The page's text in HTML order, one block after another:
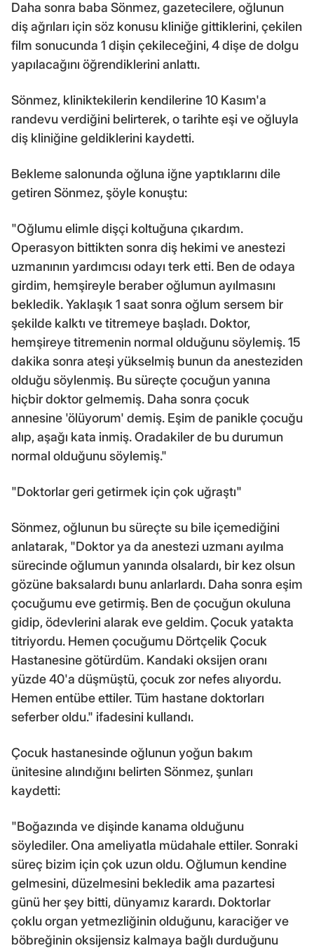
Daha sonra baba Sönmez, gazetecilere, oğlunun
diş ağrıları için söz konusu kliniğe gittiklerini, çekilen
film sonucunda 1 dişin çekileceğini, 4 dişe de dolgu
yapılacağını öğrendiklerini anlattı.
Sönmez, kliniktekilerin kendilerine 10 Kasım'a
randevu verdiğini belirterek, o tarihte eşi ve oğluyla
diş kliniğine geldiklerini kaydetti.
Bekleme salonunda oğluna iğne yaptıklarını dile
getiren Sönmez, şöyle konuştu:
"Oğlumu elimle dişçi koltuğuna çıkardım.
Operasyon bittikten sonra diş hekimi ve anestezi
uzmanının yardımcısı odayı terk etti. Ben de odaya
girdim, hemşireyle beraber oğlumun ayılmasını
bekledik. Yaklaşık 1 saat sonra oğlum sersem bir
şekilde kalktı ve titremeye başladı. Doktor,
hemşireye titremenin normal olduğunu söylemiş. 15
dakika sonra ateşi yükselmiş bunun da anesteziden
olduğu söylenmiş. Bu süreçte çocuğun yanına
hiçbir doktor gelmemiş. Daha sonra çocuk
annesine 'ölüyorum' demiş. Eşim de panikle çocuğu
alıp, aşağı kata inmiş. Oradakiler de bu durumun
normal olduğunu söylemiş."
"Doktorlar geri getirmek için çok uğraştı"
Sönmez, oğlunun bu süreçte su bile içemediğini
anlatarak, "Doktor ya da anestezi uzmanı ayılma
sürecinde oğlumun yanında olsalardı, bir kez olsun
gözüne baksalardı bunu anlarlardı. Daha sonra eşim
çocuğumu eve getirmiş. Ben de çocuğun okuluna
gidip, ödevlerini alarak eve geldim. Çocuk yatakta
titriyordu. Hemen çocuğumu Dörtçelik Çocuk
Hastanesine götürdüm. Kandaki oksijen oranı
yüzde 40'a düşmüştü, çocuk zor nefes alıyordu.
Hemen entübe ettiler. Tüm hastane doktorları
seferber oldu." ifadesini kullandı.
Çocuk hastanesinde oğlunun yoğun bakım
ünitesine alındığını belirten Sönmez, şunları
kaydetti:
"Boğazında ve dişinde kanama olduğunu
söylediler. Ona ameliyatla müdahale ettiler. Sonraki
süreç bizim için çok uzun oldu. Oğlumun kendine
gelmesini, düzelmesini bekledik ama pazartesi
günü her şey bitti, dünyamız karardı. Doktorlar
çoklu organ yetmezliğinin olduğunu, karaciğer ve
böbreğinin oksijensiz kalmaya bağlı durduğunu